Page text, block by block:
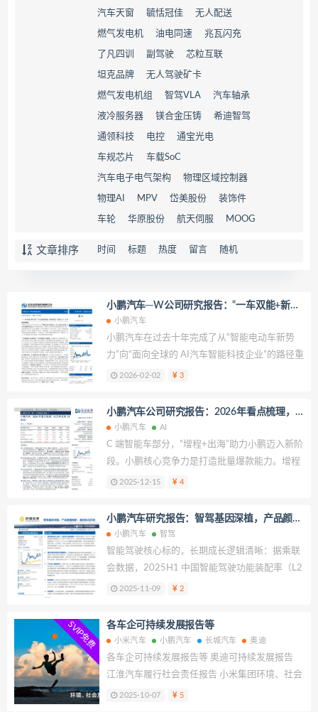
汽车天窗 毓恬冠佳 无人配送
燃气发电机 油电同速 兆瓦闪充
了凡四训 副驾驶 芯粒互联
坦克品牌 无人驾驶矿卡
燃气发电机组 智驾VLA 汽车轴承
液冷服务器 镁合金压铸 希迪智驾
通领科技 电控 通宝光电
车规芯片 车载SoC
汽车电子电气架构 物理区域控制器
物理AI MPV 岱美股份 装饰件
车轮 华原股份 航天伺服 MOOG
文章排序 时间 标题 热度 留言 随机
小鹏汽车─W公司研究报告：“一车双能+新车
型”开启强势周期，战略转型“物理AI”公司
小鹏汽车
小鹏汽车在过去十年完成了从“智能电动车新势
力”向“面向全球的 AI汽车智能科技企业”的路径重
构，其核心不是简单的新能源车企扩张，而是围
位一体具身智能生态。伴随“增程+全球化”双轮驱
动、与大众的深度技术合作以及内部组织效率显
著提升，小鹏正从“技术领先但盈利承压”的阶
段，切入“批量爆款+技术输出”驱动的盈利拐点通
2026-02-02 3
小鹏汽车公司研究报告：2026年看点梳理，
从汽车走向AI科技！
小鹏汽车 AI
C 端智能车部分，“增程+出海”助力小鹏迈入新阶
段。小鹏核心竞争力是打造批量爆款能力。增程
方面，小鹏以大电池及高效增程器为核心，实现
汽车 2026 年将推送 7 款新车，覆盖纯电及增
程。全球化成为公司第二增长曲线，通过本地化
生产、研发中心落地及渠道扩张，小鹏正迈向万
级交付规模化阶段。 B 端 Robotaxi 部分，小鹏乘
到 831 亿元，长期具备替代私家车出行的潜力。
装量产能力及创新商业模式，有望重塑千亿级出
2025-12-15 4
小鹏汽车研究报告：智驾基因深植，产品颜值
焕新，盈利拐点在即
小鹏汽车 智驾
智能驾驶核心标的，长期成长逻辑清晰：据乘联
会数据，2025H1 中国智能驾驶功能装配率（L2
及以上）将达 82.6%。小鹏自创立起即深耕智能
现端到端落地，率先在全国实现“无图化”智驾，
行业领先。未来公司将进一步向 Robotaxi 与人形
机器人拓展，打造“智能驾驶—Robotaxi—机器人”
的三段式成长曲线，夯实智能化核心优势并形成
2025-11-09 2
SVIP免费 各车企可持续发展报告等
小米汽车 小鹏汽车 长城汽车 奥迪
各车企可持续发展报告等 奥迪可持续发展报告
江淮汽车履行社会责任报告 小米集团环境、社会
及管治报告 小鹏汽车环境、社会及管治报告 长
2025-10-07 5